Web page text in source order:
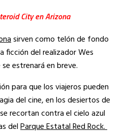
Cityen Arizona
sirven como telón de fondo
ficción del realizador Wes
estrenará en breve.
para que los viajeros pueden
del cine, en los desiertos de
recortan contra el cielo azul
delParque Estatal Red Rock.